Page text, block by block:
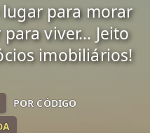
lugar para morar
viver... Jeito
imobiliários!
POR CÓDIGO